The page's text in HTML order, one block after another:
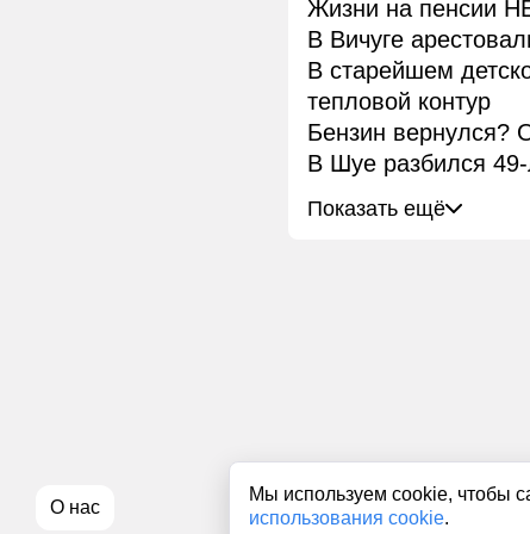
Мы используем cookie, чтобы
использования cookie.
О нас
Жизни на пенсии
В Вичуге
В старейшем
тепловой контур
Бензин вернулся?
В Шуе разбился
Показать ещё